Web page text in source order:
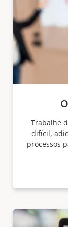
Trabalhe
difícil,
processos